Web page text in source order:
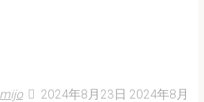
2024年8月23日 2024年8月